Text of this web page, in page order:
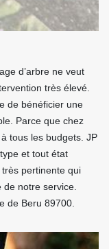
d’arbre ne veut
très élevé.
de bénéficier une
Parce que chez
tous les budgets. JP
et tout état
pertinente qui
notre service.
de Beru 89700.